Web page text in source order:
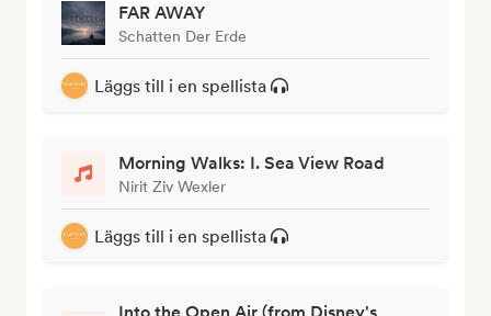
FAR AWAY
Schatten Der Erde
Läggs till i en spellista
Morning Walks: I. Sea View Road
Nirit Ziv Wexler
Läggs till i en spellista